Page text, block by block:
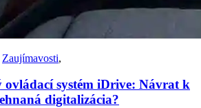
Zaujímavosti,
systém iDrive: Návrat k
digitalizácia?